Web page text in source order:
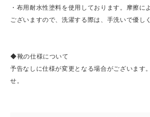
・布用耐水性塗料を使用しております。摩擦に
ございますので、洗濯する際は、手洗いで優し
◆靴の仕様について
予告なしに仕様が変更となる場合がございます
せ。